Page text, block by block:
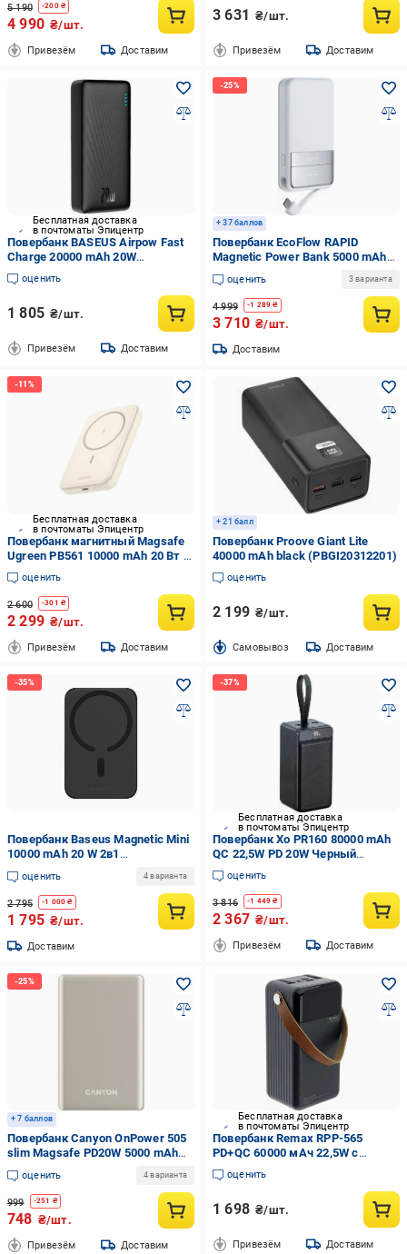
5 190 -200₴
4 990 ₴/шт.
Привезём Доставим
3 631 ₴/шт.
Привезём Доставим
Бесплатная доставка
в почтоматы Эпицентр
Повербанк BASEUS Airpow Fast
Charge 20000 mAh 20W
(P10022804113-00)
оценить
1 805 ₴/шт.
Привезём Доставим
+ 37 баллов
Повербанк EcoFlow RAPID
Magnetic Power Bank 5000 mAh
light blue (EF-RAPID5000-L-EU)
оценить 3 варианта
4 999 -1 289 ₴
3 710 ₴/шт.
Доставим
Бесплатная доставка
в почтоматы Эпицентр
Повербанк магнитный Magsafe
Ugreen PB561 10000 mAh 20 Вт с
беспроводной зарядкой для
iPhone Бежевый (26389505)
оценить
2 600 -301 ₴
2 299 ₴/шт.
Привезём Доставим
+ 21 балл
Повербанк Proove Giant Lite
40000 mAh black (PBGI20312201)
оценить
2 199 ₴/шт.
Cамовывоз Доставим
Повербанк Baseus Magnetic Mini
10000 mAh 20 W 2в1
QC3.0+PD3.0 с беспроводной
зарядкой Qi 15 W Black
(PPCX030001)
оценить 4 варианта
2 795 -1 000 ₴
1 795 ₴/шт.
Доставим
Бесплатная доставка
в почтоматы Эпицентр
Повербанк Xo PR160 80000 mAh
QC 22,5W PD 20W Черный
(2253507007)
оценить
3 816 -1 449 ₴
2 367 ₴/шт.
Привезём Доставим
+ 7 баллов
Повербанк Canyon OnPower 505
slim Magsafe PD20W 5000 mAh
beige (CNS-CPB505BE)
оценить 4 варианта
999 -251 ₴
748 ₴/шт.
Привезём Доставим
Бесплатная доставка
в почтоматы Эпицентр
Повербанк Remax RPP-565
PD+QC 60000 мАч 22,5W с
кабелем Type-C Lightning Серый
оценить
1 698 ₴/шт.
Привезём Доставим